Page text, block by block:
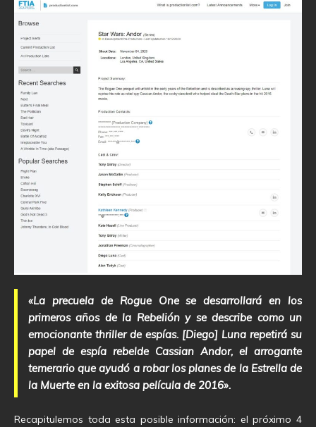
«La precuela de Rogue One se desarrollará en los
primeros años de la Rebelión y se describe como un
emocionante thriller de espías. [Diego] Luna repetirá su
papel de espía rebelde Cassian Andor, el arrogante
temerario que ayudó a robar los planes de la Estrella de
la Muerte en la exitosa película de 2016».
Recapitulemos toda esta posible información: el próximo 4